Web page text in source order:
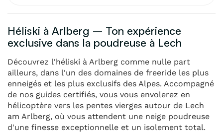
Héliski à Arlberg – Ton expérience
exclusive dans la poudreuse à Lech
Découvrez l'héliski à Arlberg comme nulle part
ailleurs, dans l'un des domaines de freeride les plus
enneigés et les plus exclusifs des Alpes. Accompagné
de nos guides certifiés, vous vous envolerez en
hélicoptère vers les pentes vierges autour de Lech
am Arlberg, où vous attendent une neige poudreuse
d'une finesse exceptionnelle et un isolement total.